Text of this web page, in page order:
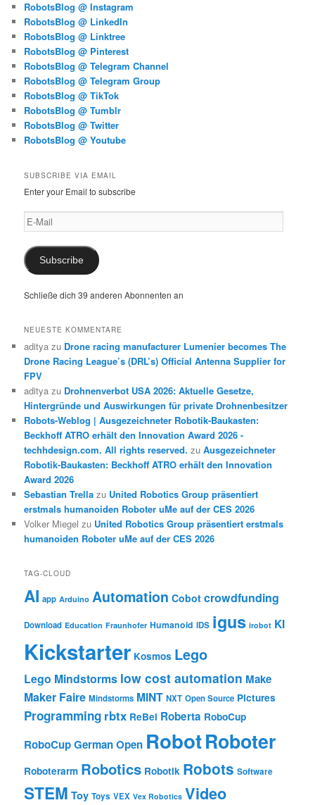
RobotsBlog @ Instagram
RobotsBlog @ LinkedIn
RobotsBlog @ Linktree
RobotsBlog @ Pinterest
RobotsBlog @ Telegram Channel
RobotsBlog @ Telegram Group
RobotsBlog @ TikTok
RobotsBlog @ Tumblr
RobotsBlog @ Twitter
RobotsBlog @ Youtube
SUBSCRIBE VIA EMAIL
Enter your Email to subscribe
E-
Mail
Subscribe
Schließe dich 39 anderen Abonnenten an
NEUESTE KOMMENTARE
aditya zu Drone racing manufacturer Lumenier becomes The
Drone Racing League’s (DRL’s) Official Antenna Supplier for
FPV
aditya zu Drohnenverbot USA 2026: Aktuelle Gesetze,
Hintergründe und Auswirkungen für private Drohnenbesitzer
Robots-Weblog | Ausgezeichneter Robotik-Baukasten:
Beckhoff ATRO erhält den Innovation Award 2026 -
techhdesign.com. All rights reserved. zuAusgezeichneter
Robotik-Baukasten: Beckhoff ATRO erhält den Innovation
Award 2026
Sebastian Trella zu United Robotics Group präsentiert
erstmals humanoiden Roboter uMe auf der CES 2026
Volker Miegel zu United Robotics Group präsentiert erstmals
humanoiden Roboter uMe auf der CES 2026
TAG-CLOUD
AI app Arduino Automation Cobot crowdfunding
Download Education Fraunhofer Humanoid IDS igus irobot KI
Kickstarter Kosmos Lego
Lego Mindstorms low cost automation Make
Maker Faire Mindstorms MINT NXT Open Source Pictures
Programming rbtx ReBel Roberta RoboCup
RoboCup German Open RobotRoboter
Roboterarm Robotics Robotik Robots Software
STEM Toy Toys VEX Vex Robotics Video